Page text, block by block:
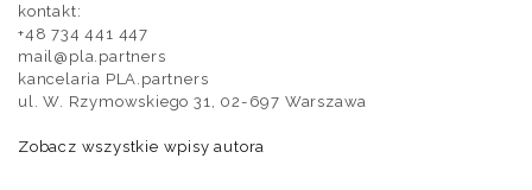
kontakt:‭
+48 734 441 447‬
mail@pla.partners
kancelaria PLA.partners
ul. W. Rzymowskiego 31, 02-697 Warszawa
Zobacz wszystkie wpisy autora